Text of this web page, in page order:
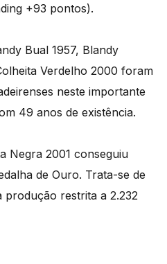
+93 pontos).
Bual 1957, Blandy
Verdelho 2000 foram
neste importante
49 anos de existência.
Negra 2001 conseguiu
de Ouro. Trata-se de
restrita a 2.232